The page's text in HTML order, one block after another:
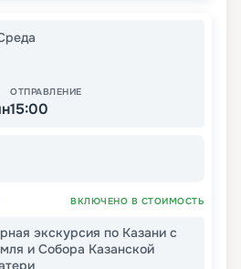
ОТПРАВЛЕНИЕ
15:00
ВКЛЮЧЕНО В СТОИМОСТЬ
экскурсия по Казани с
и Собора Казанской